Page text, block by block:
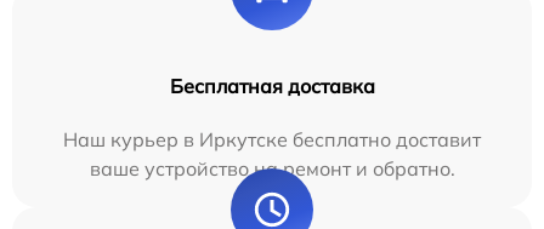
Бесплатная доставка
Наш курьер в Иркутске бесплатно доставит
ваше устройство на ремонт и обратно.